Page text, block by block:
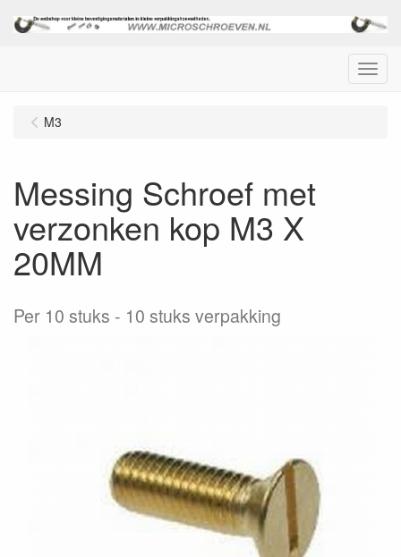
Menu
M3
Messing Schroef met
verzonken kop M3 X
20MM
Per 10 stuks 10 stuks verpakking